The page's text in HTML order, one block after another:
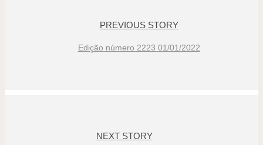
PREVIOUS STORY
Edição número 2223 01/01/2022
NEXT STORY